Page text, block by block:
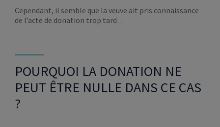
Cependant, il semble que la veuve ait pris connaissance
de l’acte de donation trop tard…
POURQUOI LA DONATION NE
PEUT ÊTRE NULLE DANS CE CAS
?